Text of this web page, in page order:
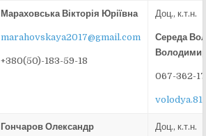
Мараховська Вікторія Юріївна
marahovskaya2017@gmail.com
+380(50)-183-59-18
Доц., к.т.н.
Середа
067-362-
Гончаров Олександр
Доц., к.т.н.